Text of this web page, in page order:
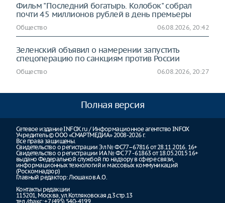
Фильм "Последний богатырь. Колобок" собрал
почти 45 миллионов рублей в день премьеры
Общество 06.08.2026, 20:42
Зеленский объявил о намерении запустить
спецоперацию по санкциям против России
Общество 06.08.2026, 20:27
Полная версия
Сетевое издание INFOX.ru / Информационное агентство INFOX
Учредитель © ООО «СМАРТМЕДИА» 2008-2026 г.
Все права защищены.
Свидетельство о регистрации Эл № ФС77–67816 от 28.11.2016. 16+
Свидетельство о регистрации ИА № ФС 77 - 61863 от 18.05.2015 16+
выдано Федеральной службой по надзору в сфере связи,
информационных технологий и массовых коммуникаций
(Роскомнадзор)
Главный редактор: Люшаков А.О.
Контакты редакции
115201, Москва, ул.Котляковская д.3 стр.13
тел./факс: +7 (495) 540-4199